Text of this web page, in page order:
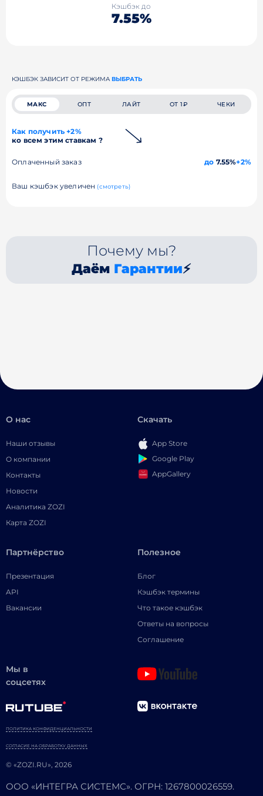
Кэшбэк до
7.55%
КЭШБЭК ЗАВИСИТ ОТ РЕЖИМА ВЫБРАТЬ
МАКС ОПТ ЛАЙТ ОТ 1₽ ЧЕКИ
Как получить +2%
ко всем этим ставкам ?
Оплаченный заказ до 7.55%+2%
Ваш кэшбэк увеличен (смотреть)
Почему мы?
Даём Гарантии⚡
О нас
Наши отзывы
О компании
Контакты
Новости
Аналитика ZOZI
Карта ZOZI
Скачать
App Store
Google Play
AppGallery
Партнёрство
Презентация
API
Вакансии
Полезное
Блог
Кэшбэк термины
Что такое кэшбэк
Ответы на вопросы
Соглашение
Мы в
соцсетях
© «ZOZI.RU», 2026
ПОЛИТИКА КОНФИДЕНЦИАЛЬНОСТИ
СОГЛАСИЕ НА ОБРАБОТКУ ДАННЫХ
ООО «ИНТЕГРА СИСТЕМС». ОГРН: 1267800026559.